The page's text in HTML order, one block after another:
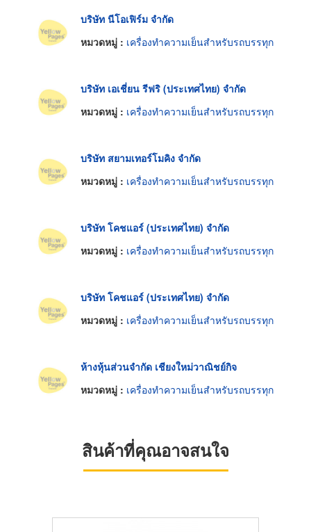
บริษัท นีโอเฟิร์ม จำกัด
หมวดหมู่ : เครื่องทำความเย็นสำหรับรถบรรทุก
บริษัท เอเชี่ยน รีฟริ (ประเทศไทย) จำกัด
หมวดหมู่ : เครื่องทำความเย็นสำหรับรถบรรทุก
บริษัท สยามเทอร์โมคิง จำกัด
หมวดหมู่ : เครื่องทำความเย็นสำหรับรถบรรทุก
บริษัท โคชแอร์ (ประเทศไทย) จำกัด
หมวดหมู่ : เครื่องทำความเย็นสำหรับรถบรรทุก
บริษัท โคชแอร์ (ประเทศไทย) จำกัด
หมวดหมู่ : เครื่องทำความเย็นสำหรับรถบรรทุก
ห้างหุ้นส่วนจำกัด เชียงใหม่วาณิชย์กิจ
หมวดหมู่ : เครื่องทำความเย็นสำหรับรถบรรทุก
สินค้าที่คุณอาจสนใจ